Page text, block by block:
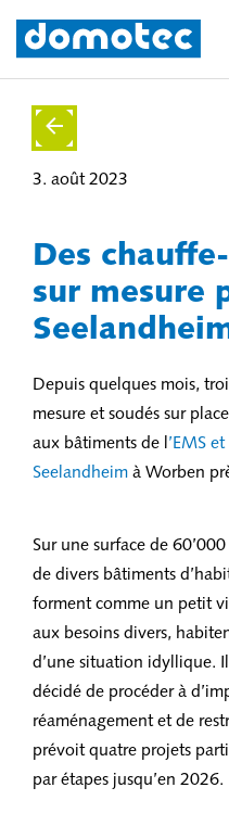
3. août 2023
Des
sur mesure
Depuis quelques mois,
mesure et soudés sur
aux bâtiments de l ’EMS
Seelandheim à Worben
Sur une surface de
de divers bâtiments
forment comme un petit
aux besoins divers,
d’une situation idyllique.
décidé de procéder à
réaménagement et de
prévoit quatre projets
par étapes jusqu’en 2026.